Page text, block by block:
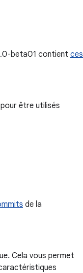
beta01 contient ces
être utilisés
de la
Cela vous permet